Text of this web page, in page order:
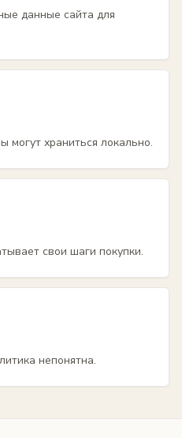
данные сайта для
могут храниться локально.
свои шаги покупки.
непонятна.